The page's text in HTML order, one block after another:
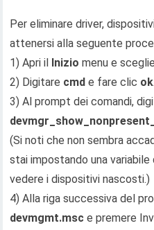
Per eliminare driver,
attenersi alla seguente
1) Apri il Inizio menu e
2) Digitare cmd e fare clic ok.
3) Al prompt dei comandi,
(Si noti che non sembra
stai impostando una
vedere i dispositivi nascosti.)
4) Alla riga successiva del
devmgmt.msc e premere